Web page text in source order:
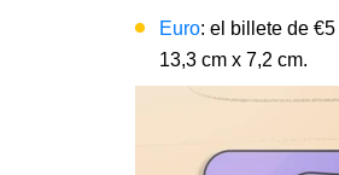
Euro: el billete de
13,3 cm x 7,2 cm.